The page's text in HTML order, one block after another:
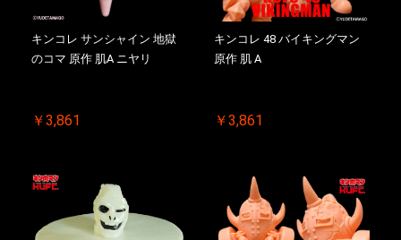
キンコレ サンシャイン 地獄
のコマ 原作 肌A ニヤリ
￥3,861
キンコレ 48 バイキングマン
原作 肌 A
￥3,861